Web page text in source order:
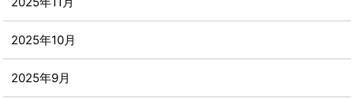
2025年10月
2025年9月